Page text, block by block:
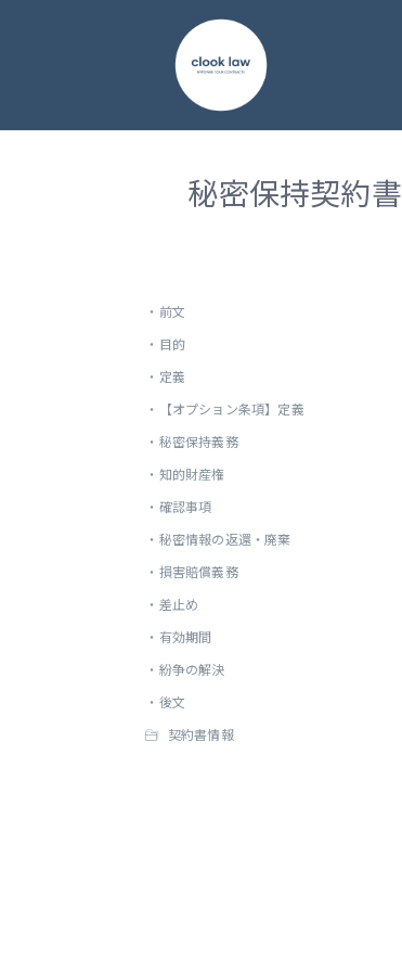
秘密保持契約書
・ 前文
・ 目的
・ 定義
・
【オプション条項】定義
・ 秘密保持義務
・ 知的財産権
・ 確認事項
・ 秘密情報の返還・廃棄
・ 損害賠償義務
・ 差止め
・ 有効期間
・ 紛争の解決
・ 後文
契約書情報